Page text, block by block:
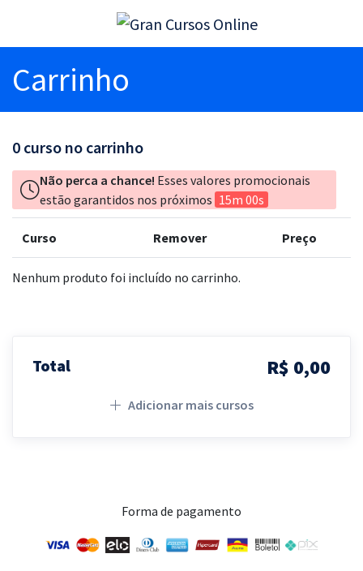
Carrinho
0 curso no carrinho
Não perca a chance! Esses valores promocionais
estão garantidos nos próximos 15m 00s
Curso Remover Preço
Nenhum produto foi incluído no carrinho.
Total R$ 0,00
Adicionar mais cursos
Forma de pagamento